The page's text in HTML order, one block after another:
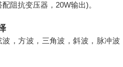
阻抗变压器，20W输出)。
，方波，三角波，斜波，脉冲